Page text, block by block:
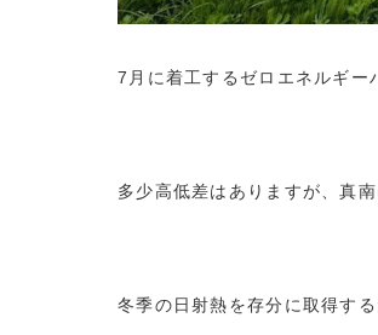
7月に着工するゼロエネルギー
多少高低差はありますが、真
冬季の日射熱を存分に取得す